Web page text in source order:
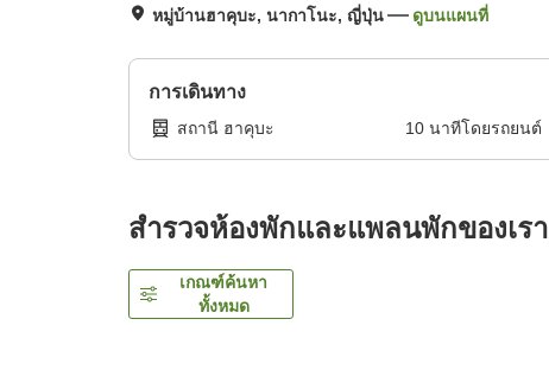
หมู่บ้านฮาคุบะ, นากาโนะ, ญี่ปุ่น ดูบนแผนที่
การเดินทาง
สถานี ฮาคุบะ 10 นาทีโดยรถยนต์
สำรวจห้องพักและแพลนพักของเรา
เกณฑ์ค้นหา
ทั้งหมด